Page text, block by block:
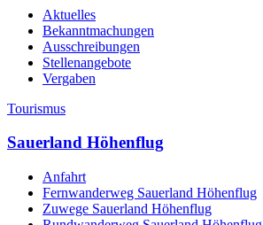
Aktuelles
Bekanntmachungen
Ausschreibungen
Stellenangebote
Vergaben
Tourismus
Sauerland Höhenflug
Anfahrt
Fernwanderweg Sauerland Höhenflug
Zuwege Sauerland Höhenflug